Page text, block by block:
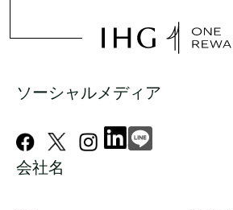
ソーシャルメディア
会社名